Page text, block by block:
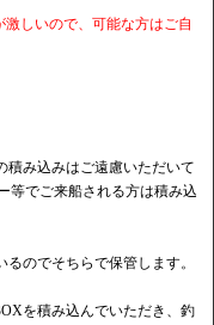
しいので、可能な方はご自
積み込みはご遠慮いただいて
等でご来船される方は積み込
のでそちらで保管します。
を積み込んでいただき、釣